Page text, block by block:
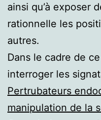
ainsi qu’à exposer
rationnelle les
autres.
Dans le cadre de
interroger les
Pertrubateurs
manipulation de la